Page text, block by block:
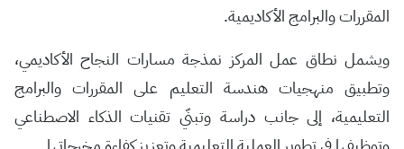
المقررات والبرامج الأكاديمية.
ويشمل نطاق عمل المركز نمذجة مسارات النجاح الأكاديمي،
وتطبيق منهجيات هندسة التعليم على المقررات والبرامج
التعليمية، إلى جانب دراسة وتبنّي تقنيات الذكاء الاصطناعي